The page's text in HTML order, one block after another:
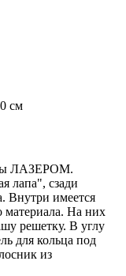
см
ЛАЗЕРОМ.
лапа", сзади
Внутри имеется
материала. На них
решетку. В углу
для кольца под
из